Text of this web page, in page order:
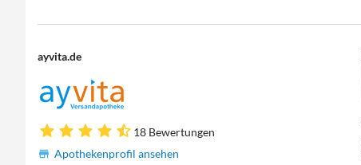
ayvita.de
18 Bewertungen
Apothekenprofil ansehen